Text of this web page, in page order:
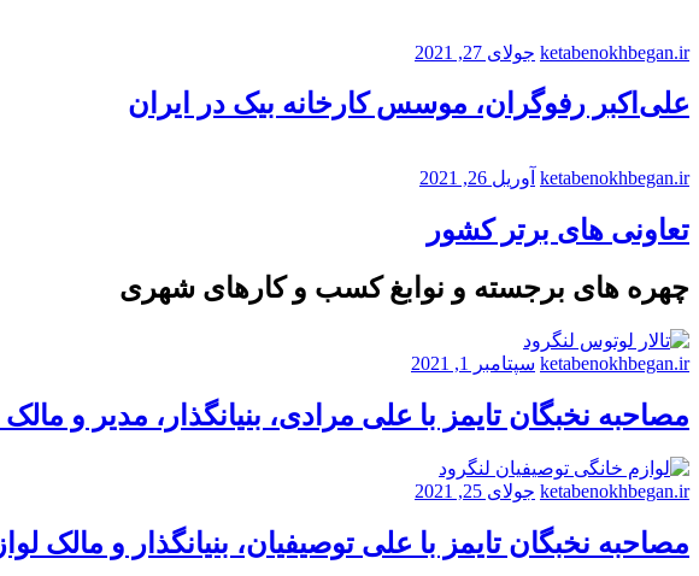
ketabenokhbegan.ir جولای 27, 2021
علی‌اکبر رفوگران، موسس کارخانه بیک در ایران
ketabenokhbegan.ir آوریل 26, 2021
تعاونی های برتر کشور
چهره های برجسته و نوابغ کسب و کارهای شهری
ketabenokhbegan.ir سپتامبر 1, 2021
مصاحبه نخبگان تایمز با علی مرادی، بنیانگذار، مدیر و
ketabenokhbegan.ir جولای 25, 2021
مصاحبه نخبگان تایمز با علی توصیفیان، بنیانگذار و مالک